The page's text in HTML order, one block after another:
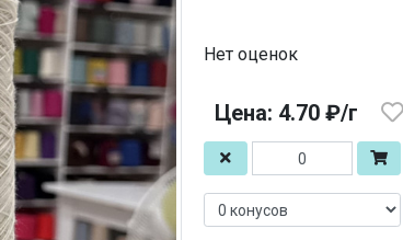
Нет оценок
Цена: 4.70 ₽/г